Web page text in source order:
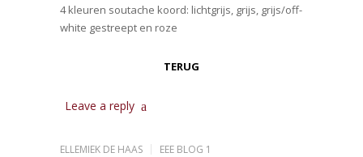
4 kleuren soutache koord: lichtgrijs, grijs, grijs/off-
white gestreept en roze
TERUG
Leave a reply
ELLEMIEK DE HAAS EEE BLOG 1